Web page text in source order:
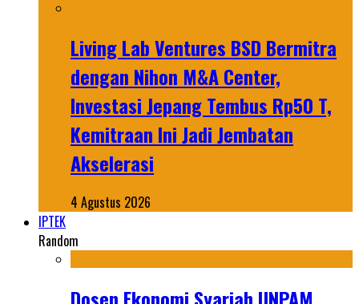
Living Lab Ventures BSD Bermitra
dengan Nihon M&A Center,
Investasi Jepang Tembus Rp50 T,
Kemitraan Ini Jadi Jembatan
Akselerasi
4 Agustus 2026
IPTEK
Random